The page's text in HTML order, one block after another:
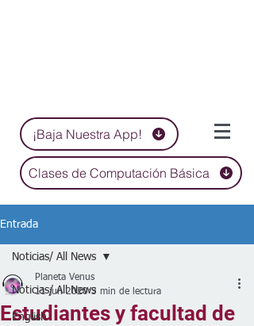
¡Baja Nuestra App!
Clases de Computación Básica
Entrada
Noticias/ All News
English
Noticias/ All News
Estudiantes y facultad de
Planeta Venus
11 jun 2020 3 min de lectura